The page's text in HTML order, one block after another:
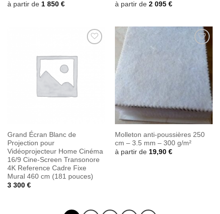
à partir de 1 850 €
à partir de 2 095 €
Grand Écran Blanc de
Projection pour
Vidéoprojecteur Home Cinéma
16/9 Cine-Screen Transonore
4K Reference Cadre Fixe
Mural 460 cm (181 pouces)
3 300 €
Ajouter
wishlist
Molleton anti-poussières 250
cm – 3.5 mm – 300 g/m²
à partir de 19,90 €